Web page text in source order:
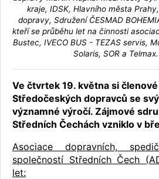
kraje, IDSK, Hlavního města
dopravy, Sdružení ČESMAD
kteří se průběhu let na činnosti
Bustec, IVECO BUS - TEZAS servis,
Solaris, SOR a
Ve čtvrtek 19. května si
Středočeských dopravců se
významné výročí. Zájmové
Středních Čechách vzniklo v
Asociace dopravních,
společností Středních Čech
let: